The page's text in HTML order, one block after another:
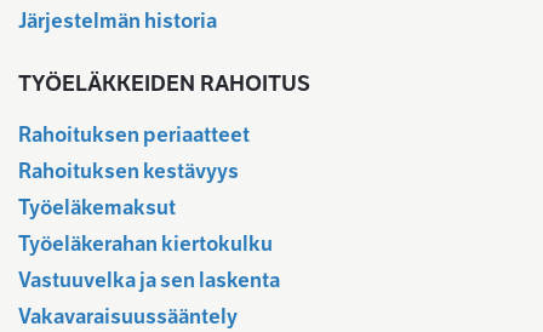
Järjestelmän historia
TYÖELÄKKEIDEN RAHOITUS
Rahoituksen periaatteet
Rahoituksen kestävyys
Työeläkemaksut
Työeläkerahan kiertokulku
Vastuuvelka ja sen laskenta
Vakavaraisuussääntely